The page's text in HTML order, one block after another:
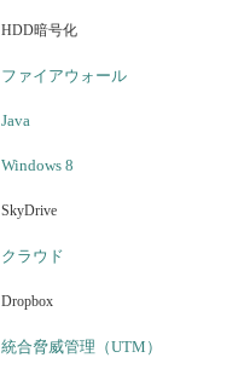
HDD暗号化
ファイアウォール
Java
Windows 8
SkyDrive
クラウド
Dropbox
統合脅威管理（UTM）